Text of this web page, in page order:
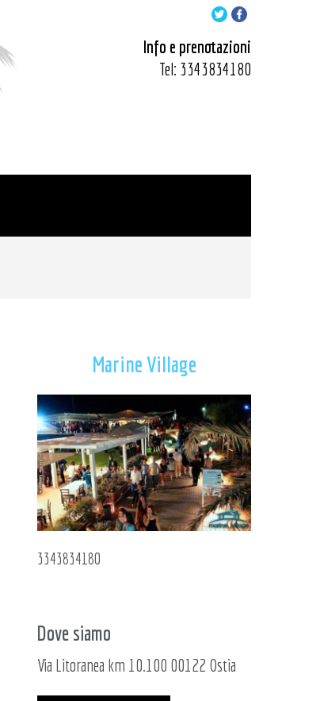
Info e prenotazioni
Tel: 3343834180
Marine Village
3343834180
Dove siamo
Via Litoranea km 10.100 00122 Ostia